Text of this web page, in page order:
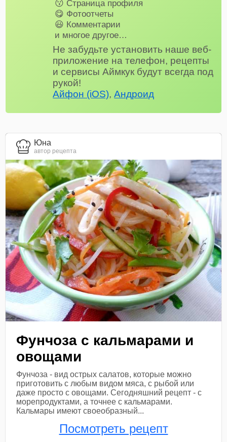
😗 Страница профиля
😋 Фотоотчеты
😃 Комментарии
и многое другое…
Не забудьте установить наше веб-
приложение на телефон, рецепты
и сервисы Аймкук будут всегда под
рукой!
Айфон (iOS),Андроид
Юна
автор рецепта
Фунчоза с кальмарами и
овощами
Фунчоза - вид острых салатов, которые можно
приготовить с любым видом мяса, с рыбой или
даже просто с овощами. Сегодняшний рецепт - с
морепродуктами, а точнее с кальмарами.
Кальмары имеют своеобразный...
Посмотреть рецепт